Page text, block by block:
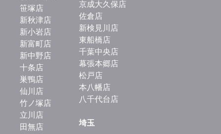
笹塚店
新秋津店
新小岩店
新富町店
新中野店
十条店
巣鴨店
仙川店
竹ノ塚店
立川店
田無店
京成大久保店
佐倉店
新検見川店
東船橋店
千葉中央店
幕張本郷店
松戸店
本八幡店
八千代台店
埼玉